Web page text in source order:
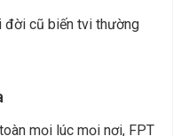
đời cũ biến tvi thường
mọi lúc mọi nơi, FPT